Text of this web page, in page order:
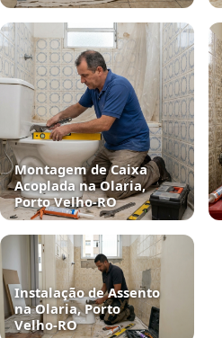
Montagem de Caixa
Acoplada na Olaria,
Porto Velho‑RO
Instalação de Assento
na Olaria, Porto
Velho‑RO